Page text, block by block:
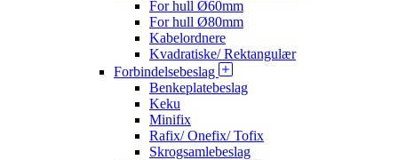
For hull Ø60mm
For hull Ø80mm
Kabelordnere
Kvadratiske/ Rektangulær
Forbindelsebeslag
Benkeplatebeslag
Keku
Minifix
Rafix/ Onefix/ Tofix
Skrogsamlebeslag